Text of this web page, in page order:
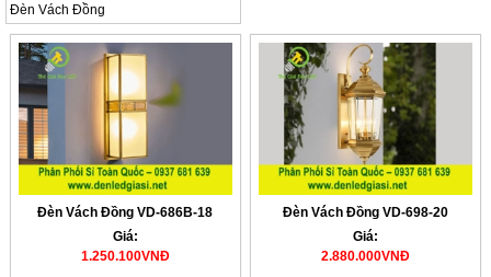
Đèn Vách Đồng
Đèn Vách Đồng VD-686B-18
Giá:
1.250.100VNĐ
Đèn Vách Đồng VD-698-20
Giá:
2.880.000VNĐ